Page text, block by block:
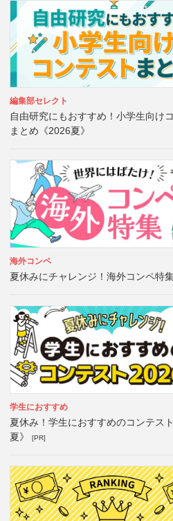
編集部セレクト
自由研究にもおすすめ！小学生向け
まとめ《2026夏》
海外コンペ
夏休みにチャレンジ！海外コンペ特
学生におすすめ
夏休み！学生におすすめのコンテス
夏》
[PR]